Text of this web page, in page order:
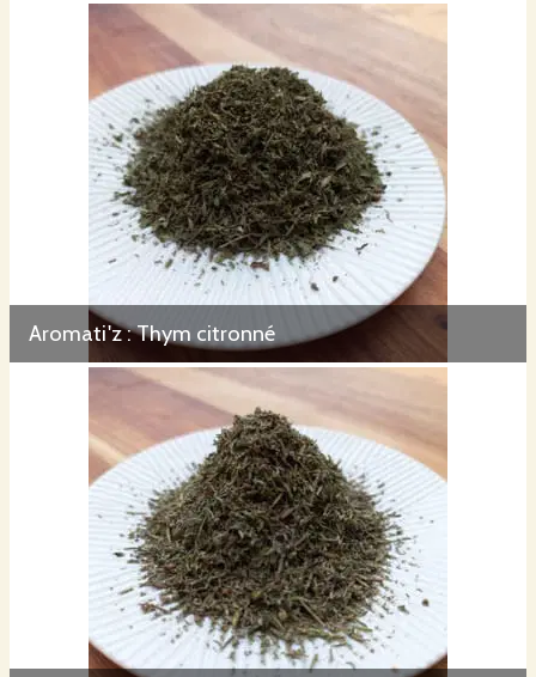
Aromati'z : Thym citronné